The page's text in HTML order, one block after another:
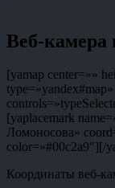
Веб-камера
[yamap center=»»
type=»yandex#map»
[yaplacemark
Ломоносова»
color=»#00c2a9″][/
Координаты веб-